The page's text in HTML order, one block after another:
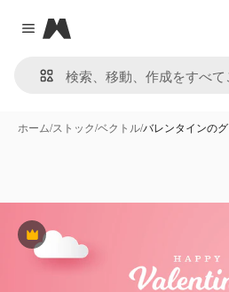
Close menu
Magnific
ホーム/ストック/ベクトル/バレンタインの
Premium